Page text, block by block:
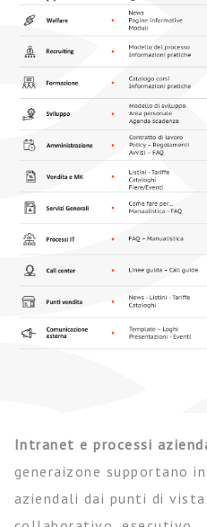
Intranet e processi
generaizone supportano
aziendali dai punti di